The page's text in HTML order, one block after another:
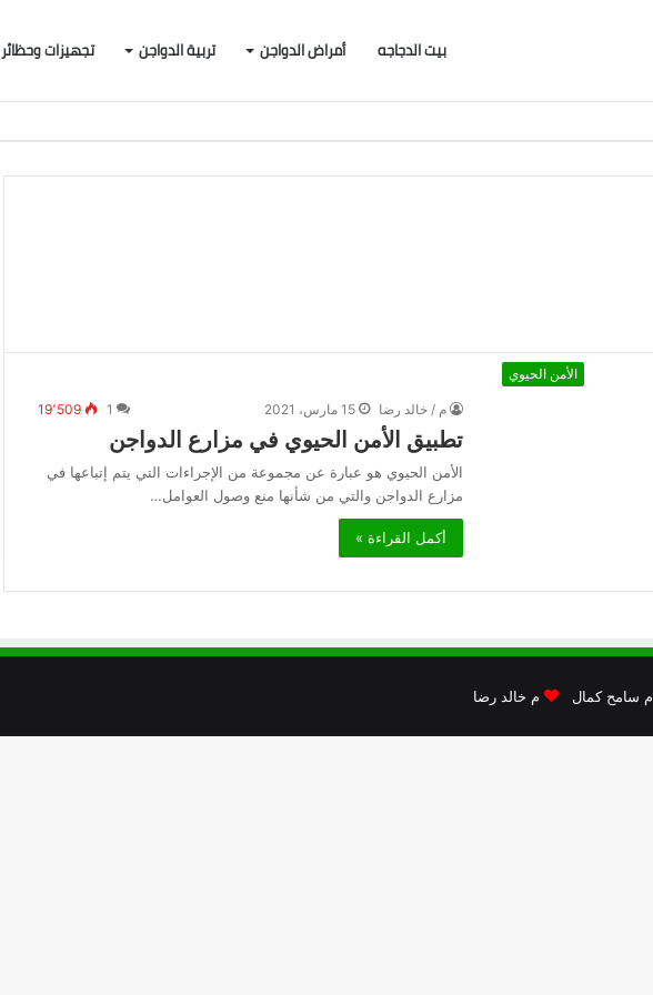
بيت الدجاجه أمراض الدواجن تربية الدواجن تجهيزات وحظائر
الأمن الحيوي
م / خالد رضا 15 مارس، 2021 1 19٬509
تطبيق الأمن الحيوي في مزارع الدواجن
الأمن الحيوي هو عبارة عن مجموعة من الإجراءات التي يتم إتباعها في
مزارع الدواجن والتي من شأنها منع وصول العوامل…
أكمل القراءة »
م سامح كمال م خالد رضا